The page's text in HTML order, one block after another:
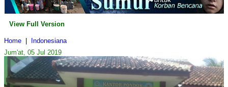
View Full Version
Home
Indonesiana
Jum'at, 05 Jul 2019